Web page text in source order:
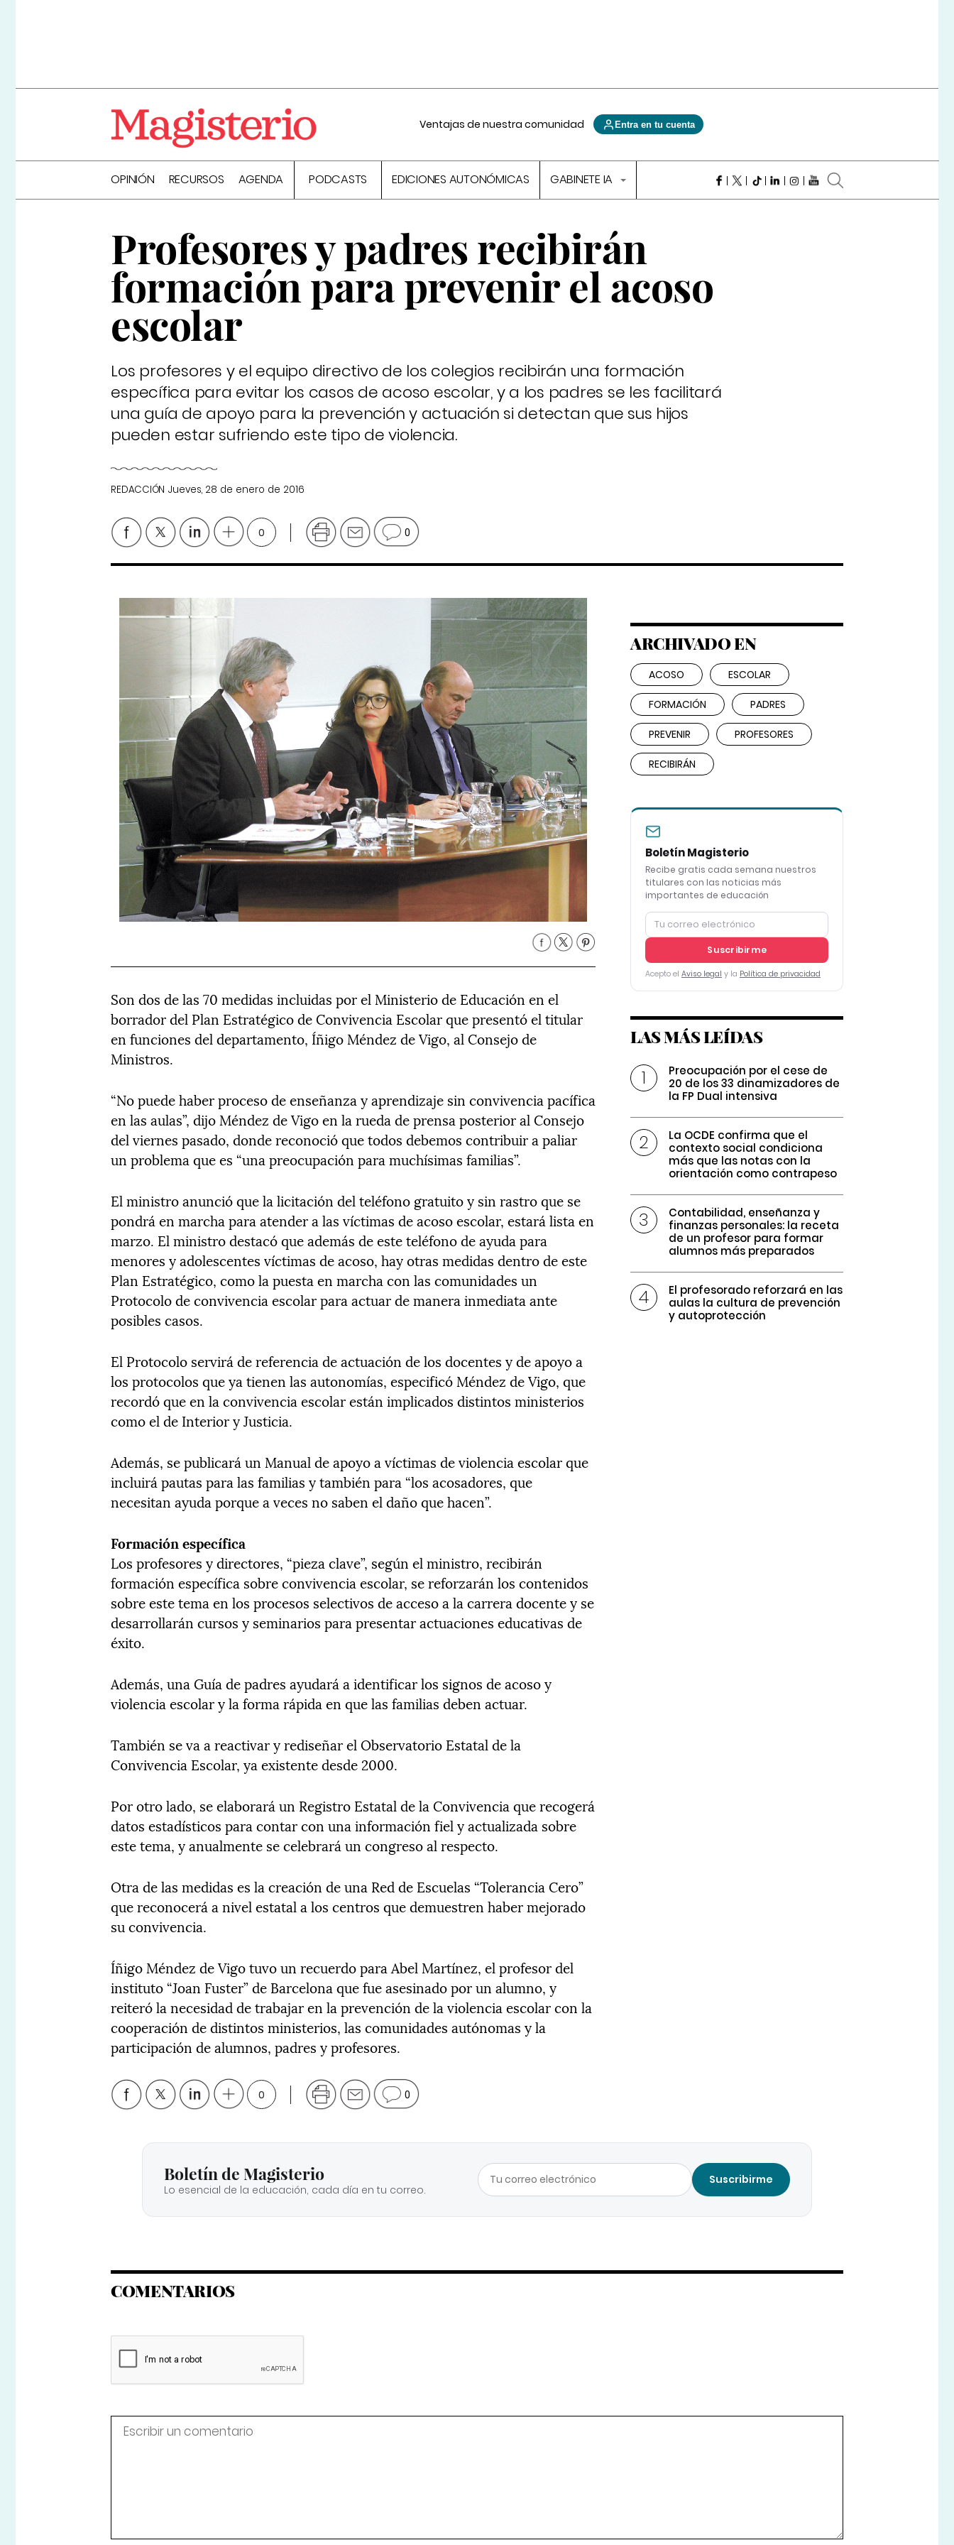
Ventajas de nuestra comunidad Entra en tu cuenta
OPINIÓN RECURSOS AGENDA PODCASTS EDICIONES AUTONÓMICAS GABINETE IA
Profesores y padres recibirán
formación para prevenir el acoso
escolar
Los profesores y el equipo directivo de los colegios recibirán una formación
específica para evitar los casos de acoso escolar, y a los padres se les facilitará
una guía de apoyo para la prevención y actuación si detectan que sus hijos
pueden estar sufriendo este tipo de violencia.
REDACCIÓN Jueves, 28 de enero de 2016
0 0
Son dos de las 70 medidas incluidas por el Ministerio de Educación en el
borrador del Plan Estratégico de Convivencia Escolar que presentó el titular
en funciones del departamento, Íñigo Méndez de Vigo, al Consejo de
Ministros.
“No puede haber proceso de enseñanza y aprendizaje sin convivencia pacífica
en las aulas”, dijo Méndez de Vigo en la rueda de prensa posterior al Consejo
del viernes pasado, donde reconoció que todos debemos contribuir a paliar
un problema que es “una preocupación para muchísimas familias”.
El ministro anunció que la licitación del teléfono gratuito y sin rastro que se
pondrá en marcha para atender a las víctimas de acoso escolar, estará lista en
marzo. El ministro destacó que además de este teléfono de ayuda para
menores y adolescentes víctimas de acoso, hay otras medidas dentro de este
Plan Estratégico, como la puesta en marcha con las comunidades un
Protocolo de convivencia escolar para actuar de manera inmediata ante
posibles casos.
El Protocolo servirá de referencia de actuación de los docentes y de apoyo a
los protocolos que ya tienen las autonomías, especificó Méndez de Vigo, que
recordó que en la convivencia escolar están implicados distintos ministerios
como el de Interior y Justicia.
Además, se publicará un Manual de apoyo a víctimas de violencia escolar que
incluirá pautas para las familias y también para “los acosadores, que
necesitan ayuda porque a veces no saben el daño que hacen”.
Formación específica
Los profesores y directores, “pieza clave”, según el ministro, recibirán
formación específica sobre convivencia escolar, se reforzarán los contenidos
sobre este tema en los procesos selectivos de acceso a la carrera docente y se
desarrollarán cursos y seminarios para presentar actuaciones educativas de
éxito.
Además, una Guía de padres ayudará a identificar los signos de acoso y
violencia escolar y la forma rápida en que las familias deben actuar.
También se va a reactivar y rediseñar el Observatorio Estatal de la
Convivencia Escolar, ya existente desde 2000.
Por otro lado, se elaborará un Registro Estatal de la Convivencia que recogerá
datos estadísticos para contar con una información fiel y actualizada sobre
este tema, y anualmente se celebrará un congreso al respecto.
Otra de las medidas es la creación de una Red de Escuelas “Tolerancia Cero”
que reconocerá a nivel estatal a los centros que demuestren haber mejorado
su convivencia.
Íñigo Méndez de Vigo tuvo un recuerdo para Abel Martínez, el profesor del
instituto “Joan Fuster” de Barcelona que fue asesinado por un alumno, y
reiteró la necesidad de trabajar en la prevención de la violencia escolar con la
cooperación de distintos ministerios, las comunidades autónomas y la
participación de alumnos, padres y profesores.
0 0
ARCHIVADO EN
ACOSO ESCOLAR
FORMACIÓN PADRES
PREVENIR PROFESORES
RECIBIRÁN
Boletín Magisterio
Recibe gratis cada semana nuestros
titulares con las noticias más
importantes de educación
Suscribirme
Acepto el Aviso legal y la Política de privacidad
LAS MÁS LEÍDAS
Preocupación por el cese de
20 de los 33 dinamizadores de
la FP Dual intensiva
La OCDE confirma que el
contexto social condiciona
más que las notas con la
orientación como contrapeso
Contabilidad, enseñanza y
finanzas personales: la receta
de un profesor para formar
alumnos más preparados
El profesorado reforzará en las
aulas la cultura de prevención
y autoprotección
Boletín de Magisterio
Lo esencial de la educación, cada día en tu correo.
Suscribirme
COMENTARIOS